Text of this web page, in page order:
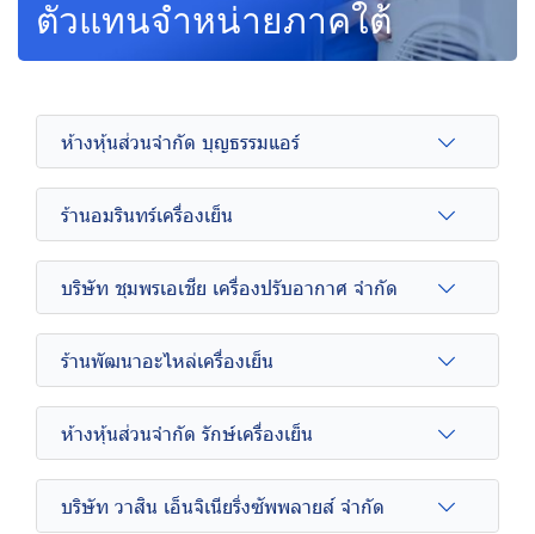
ตัวแทนจำหน่ายภาคใต้
ห้างหุ้นส่วนจำกัด บุญธรรมแอร์
ร้านอมรินทร์เครื่องเย็น
บริษัท ชุมพรเอเชีย เครื่องปรับอากาศ จำกัด
ร้านพัฒนาอะไหล่เครื่องเย็น
ห้างหุ้นส่วนจำกัด รักษ์เครื่องเย็น
บริษัท วาสิน เอ็นจิเนียริ่งซัพพลายส์ จำกัด